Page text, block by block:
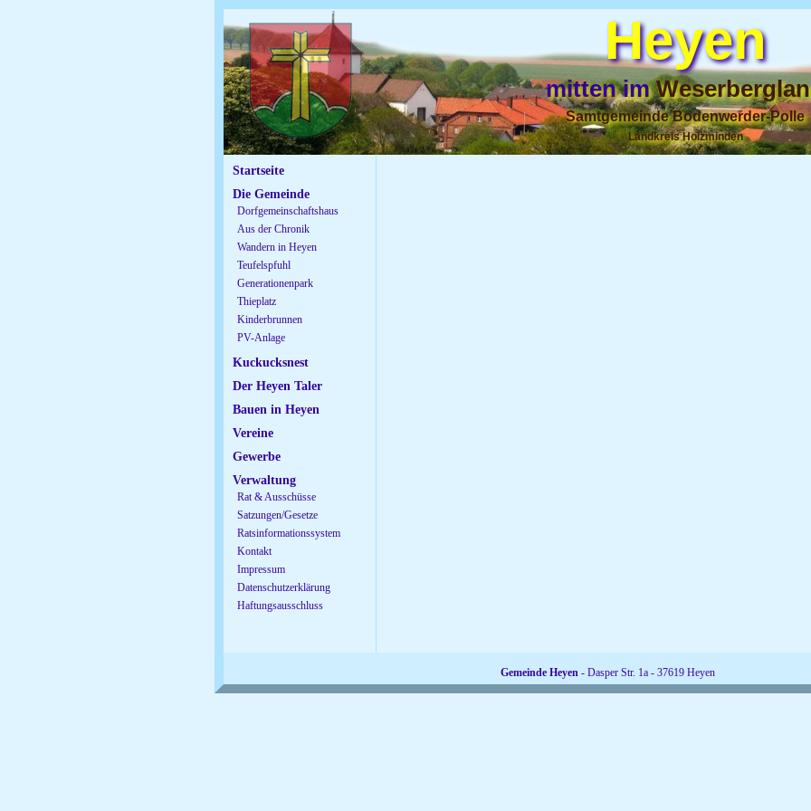
Heyen
mitten imWeserberglan
Samtgemeinde Bodenwerder-Polle
Landkreis Holzminden
Startseite
Die Gemeinde
Dorfgemeinschaftshaus
Aus der Chronik
Wandern in Heyen
Teufelspfuhl
Generationenpark
Thieplatz
Kinderbrunnen
PV-Anlage
Kuckucksnest
Der Heyen Taler
Bauen in Heyen
Vereine
Gewerbe
Verwaltung
Rat & Ausschüsse
Satzungen/Gesetze
Ratsinformationssystem
Kontakt
Impressum
Datenschutzerklärung
Haftungsausschluss
Gemeinde Heyen- Dasper Str. 1a - 37619 Heyen